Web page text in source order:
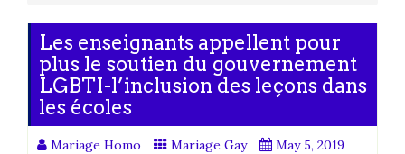
Les enseignants appellent pour
plus le soutien du gouvernement
LGBTI-l’inclusion des leçons dans
les écoles
Mariage Homo Mariage Gay May 5, 2019